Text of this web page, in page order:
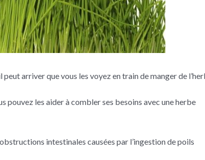
arriver que vous les voyez en train de manger de
pouvez les aider à combler ses besoins avec une herbe
intestinales causées par l’ingestion de poils